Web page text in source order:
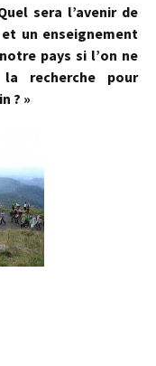
sera l’avenir de
un enseignement
pays si l’on ne
recherche pour
? »